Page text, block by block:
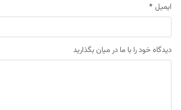
ایمیل *
دیدگاه خود را با ما در میان بگذارید